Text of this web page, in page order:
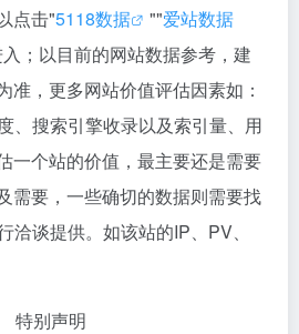
点击"5118数据 ""爱站数据
；以目前的网站数据参考，建
准，更多网站价值评估因素如：
、搜索引擎收录以及索引量、用
一个站的价值，最主要还是需要
需要，一些确切的数据则需要找
洽谈提供。如该站的IP、PV、
特别声明